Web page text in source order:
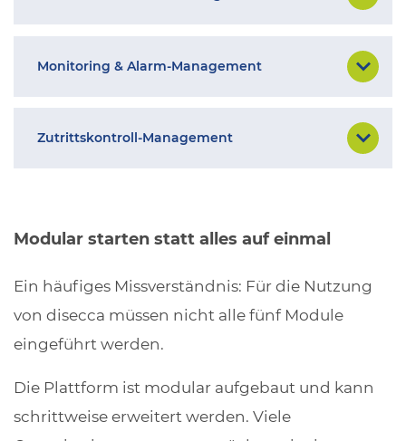
Monitoring & Alarm-Management
Zutrittskontroll-Management
Modular starten statt alles auf einmal
Ein häufiges Missverständnis: Für die Nutzung
von disecca müssen nicht alle fünf Module
eingeführt werden.
Die Plattform ist modular aufgebaut und kann
schrittweise erweitert werden. Viele